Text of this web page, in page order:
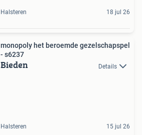
Halsteren 18 jul 26
monopoly het beroemde gezelschapspel
- s6237
Bieden Details
Halsteren 15 jul 26